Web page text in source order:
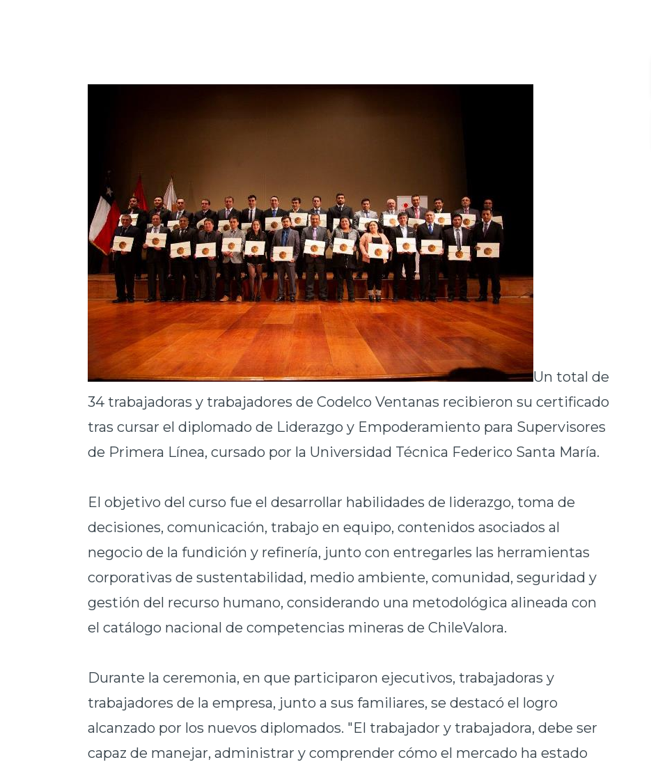
Un total de
34 trabajadoras y trabajadores de Codelco Ventanas recibieron su certificado
tras cursar el diplomado de Liderazgo y Empoderamiento para Supervisores
de Primera Línea, cursado por la Universidad Técnica Federico Santa María.
El objetivo del curso fue el desarrollar habilidades de liderazgo, toma de
decisiones, comunicación, trabajo en equipo, contenidos asociados al
negocio de la fundición y refinería, junto con entregarles las herramientas
corporativas de sustentabilidad, medio ambiente, comunidad, seguridad y
gestión del recurso humano, considerando una metodológica alineada con
el catálogo nacional de competencias mineras de ChileValora.
Durante la ceremonia, en que participaron ejecutivos, trabajadoras y
trabajadores de la empresa, junto a sus familiares, se destacó el logro
alcanzado por los nuevos diplomados. "El trabajador y trabajadora, debe ser
capaz de manejar, administrar y comprender cómo el mercado ha estado